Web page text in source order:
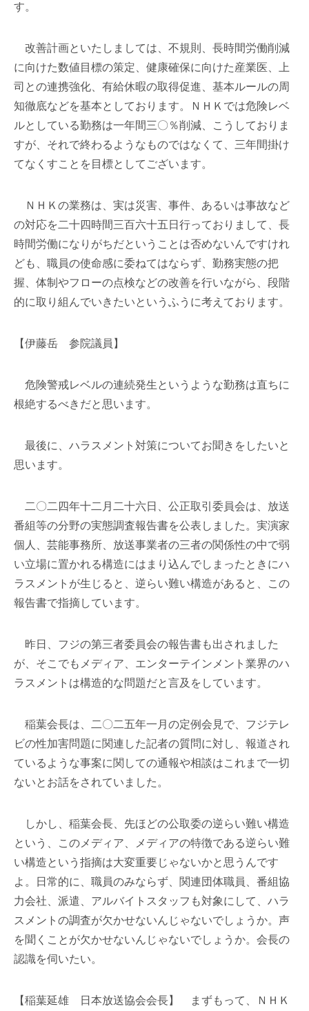
す。
改善計画といたしましては、不規則、長時間労働削減
に向けた数値目標の策定、健康確保に向けた産業医、上
司との連携強化、有給休暇の取得促進、基本ルールの周
知徹底などを基本としております。ＮＨＫでは危険レベ
ルとしている勤務は一年間三〇％削減、こうしておりま
すが、それで終わるようなものではなくて、三年間掛け
てなくすことを目標としてございます。
ＮＨＫの業務は、実は災害、事件、あるいは事故など
の対応を二十四時間三百六十五日行っておりまして、長
時間労働になりがちだということは否めないんですけれ
ども、職員の使命感に委ねてはならず、勤務実態の把
握、体制やフローの点検などの改善を行いながら、段階
的に取り組んでいきたいというふうに考えております。
【伊藤岳 参院議員】
危険警戒レベルの連続発生というような勤務は直ちに
根絶するべきだと思います。
最後に、ハラスメント対策についてお聞きをしたいと
思います。
二〇二四年十二月二十六日、公正取引委員会は、放送
番組等の分野の実態調査報告書を公表しました。実演家
個人、芸能事務所、放送事業者の三者の関係性の中で弱
い立場に置かれる構造にはまり込んでしまったときにハ
ラスメントが生じると、逆らい難い構造があると、この
報告書で指摘しています。
昨日、フジの第三者委員会の報告書も出されました
が、そこでもメディア、エンターテインメント業界のハ
ラスメントは構造的な問題だと言及をしています。
稲葉会長は、二〇二五年一月の定例会見で、フジテレ
ビの性加害問題に関連した記者の質問に対し、報道され
ているような事案に関しての通報や相談はこれまで一切
ないとお話をされていました。
しかし、稲葉会長、先ほどの公取委の逆らい難い構造
という、このメディア、メディアの特徴である逆らい難
い構造という指摘は大変重要じゃないかと思うんです
よ。日常的に、職員のみならず、関連団体職員、番組協
力会社、派遣、アルバイトスタッフも対象にして、ハラ
スメントの調査が欠かせないんじゃないでしょうか。声
を聞くことが欠かせないんじゃないでしょうか。会長の
認識を伺いたい。
【稲葉延雄 日本放送協会会長】 まずもって、ＮＨＫ